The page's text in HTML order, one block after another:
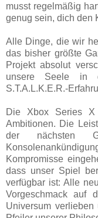
musst regelmäßig
genug sein, dich den
Alle Dinge, die wir
das bisher größte
Projekt absolut
unsere Seele in
S.T.A.L.K.E.R.-
Die Xbox Series
Ambitionen. Die
der nächsten
Kompromisse
dass unser Spiel
verfügbar ist: Alle
Vorgeschmack auf
Universum